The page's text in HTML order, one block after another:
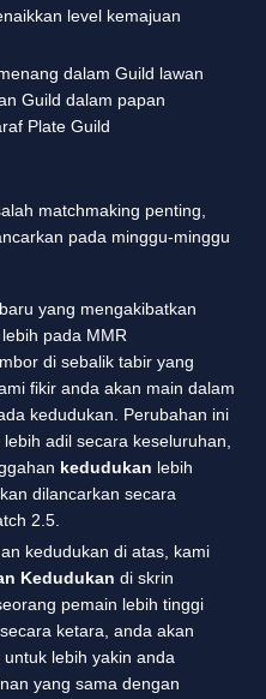
level kemajuan
dalam Guild lawan
Guild dalam papan
Plate Guild
matchmaking penting,
pada minggu-minggu
yang mengakibatkan
pada MMR
di sebalik tabir yang
fikir anda akan main dalam
kedudukan. Perubahan ini
adil secara keseluruhan,
kedudukan lebih
dilancarkan secara
2.5.
kedudukan di atas, kami
Kedudukan di skrin
pemain lebih tinggi
ketara, anda akan
lebih yakin anda
yang sama dengan